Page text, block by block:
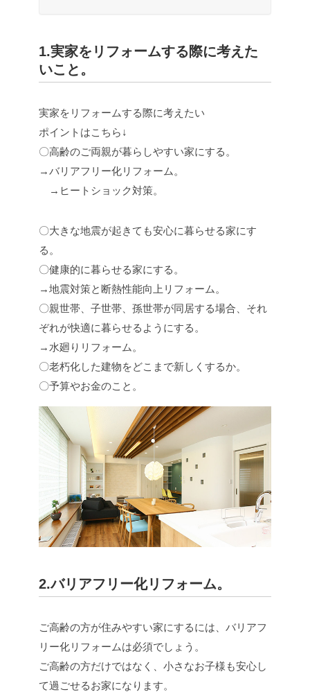
1.実家をリフォームする際に考えた
いこと。
実家をリフォームする際に考えたい
ポイントはこちら↓
〇高齢のご両親が暮らしやすい家にする。
→バリアフリー化リフォーム。
→ヒートショック対策。
〇大きな地震が起きても安心に暮らせる家にす
る。
〇健康的に暮らせる家にする。
→地震対策と断熱性能向上リフォーム。
〇親世帯、子世帯、孫世帯が同居する場合、それ
ぞれが快適に暮らせるようにする。
→水廻りリフォーム。
〇老朽化した建物をどこまで新しくするか。
〇予算やお金のこと。
2.バリアフリー化リフォーム。
ご高齢の方が住みやすい家にするには、バリアフ
リー化リフォームは必須でしょう。
ご高齢の方だけではなく、小さなお子様も安心し
て過ごせるお家になります。